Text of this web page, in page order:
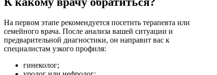
На первом этапе рекомендуется посетить терапевта или
семейного врача. После анализа вашей ситуации и
предварительной диагностики, он направит вас к
специалистам узкого профиля:
гинеколог;